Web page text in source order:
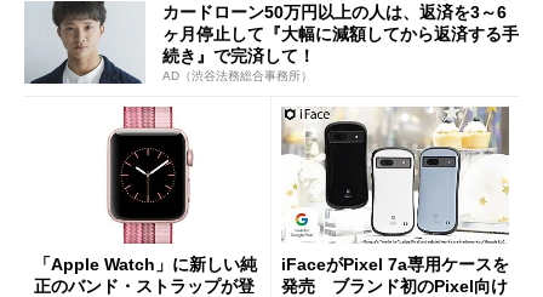
カードローン50万円以上の人は、返済を3～6
ヶ月停止して『大幅に減額してから返済する手
続き』で完済して！
AD（渋谷法務総合事務所）
「Apple Watch」に新しい純
正のバンド・ストラップが登
iFaceがPixel 7a専用ケースを
発売 ブランド初のPixel向け